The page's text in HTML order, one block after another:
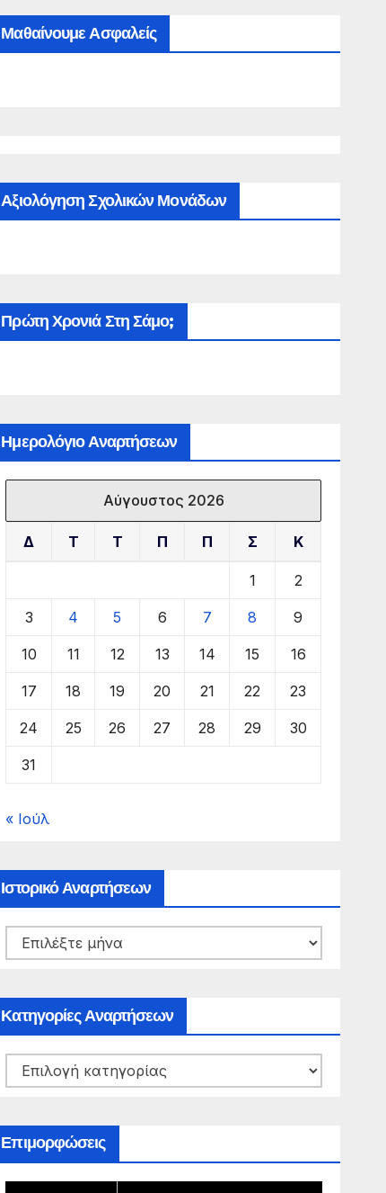
Μαθαίνουμε Ασφαλείς
Αξιολόγηση Σχολικών Μονάδων
Πρώτη Χρονιά Στη Σάμο;
Ημερολόγιο Αναρτήσεων
Αύγουστος 2026
Δ Τ Τ Π Π Σ Κ
1 2
3 4 5 6 7 8 9
10 11 12 13 14 15 16
17 18 19 20 21 22 23
24 25 26 27 28 29 30
31
« Ιούλ
Ιστορικό Αναρτήσεων
Ιστορικό
Αναρτήσεων
Κατηγορίες Αναρτήσεων
Κατηγορίες
Αναρτήσεων
Επιμορφώσεις